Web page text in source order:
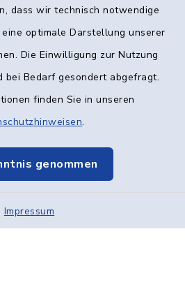
dass wir technisch notwendige
optimale Darstellung unserer
Die Einwilligung zur Nutzung
Bedarf gesondert abgefragt.
finden Sie in unseren
.
genommen
Impressum
Kontakt
Kommunikation
Sitemap